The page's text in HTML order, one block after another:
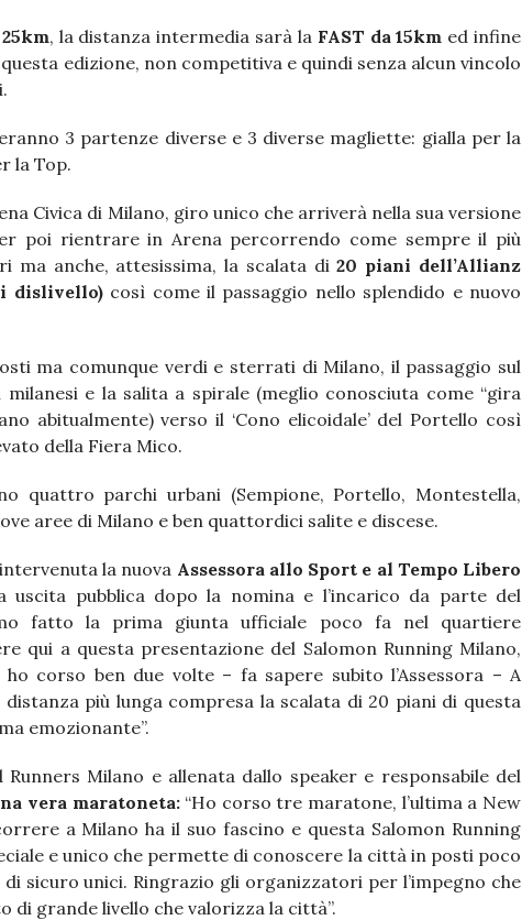
, la distanza intermedia sarà la FAST da 15km ed infine
edizione, non competitiva e quindi senza alcun vincolo
3 partenze diverse e 3 diverse magliette: gialla per la
la Top.
Civica di Milano, giro unico che arriverà nella sua versione
poi rientrare in Arena percorrendo come sempre il più
ma anche, attesissima, la scalata di20 piani dell’Allianz
dislivello) così come il passaggio nello splendido e nuovo
ma comunque verdi e sterrati di Milano, il passaggio sul
milanesi e la salita a spirale (meglio conosciuta come “gira
abitualmente) verso il ‘Cono elicoidale’ del Portello così
della Fiera Mico.
quattro parchi urbani (Sempione, Portello, Montestella,
aree di Milano e ben quattordici salite e discese.
la nuova Assessora allo Sport e al Tempo Libero
uscita pubblica dopo la nomina e l’incarico da parte del
fatto la prima giunta ufficiale poco fa nel quartiere
qui a questa presentazione del Salomon Running Milano,
corso ben due volte – fa sapere subito l’Assessora – A
più lunga compresa la scalata di 20 piani di questa
emozionante”.
Milano e allenata dallo speaker e responsabile del
vera maratoneta:“Ho corso tre maratone, l’ultima a New
a Milano ha il suo fascino e questa Salomon Running
e unico che permette di conoscere la città in posti poco
sicuro unici. Ringrazio gli organizzatori per l’impegno che
di grande livello che valorizza la città”.